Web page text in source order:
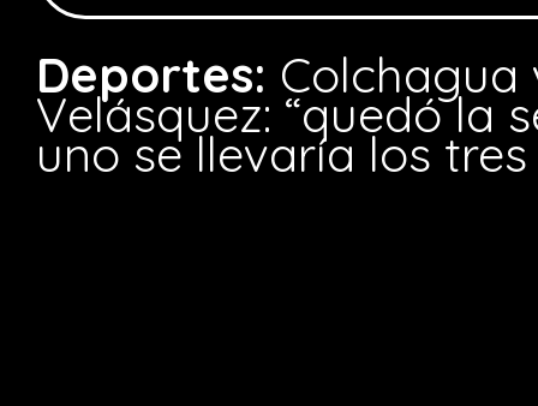
Deportes: Colchagua
Velásquez: “quedó la
uno se llevaría los